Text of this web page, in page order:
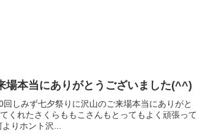
場本当にありがとうございました(^^)
しみず七夕祭りに沢山のご来場本当にありがと
くれたさくらももこさんもとってもよく頑張って
りホント沢...